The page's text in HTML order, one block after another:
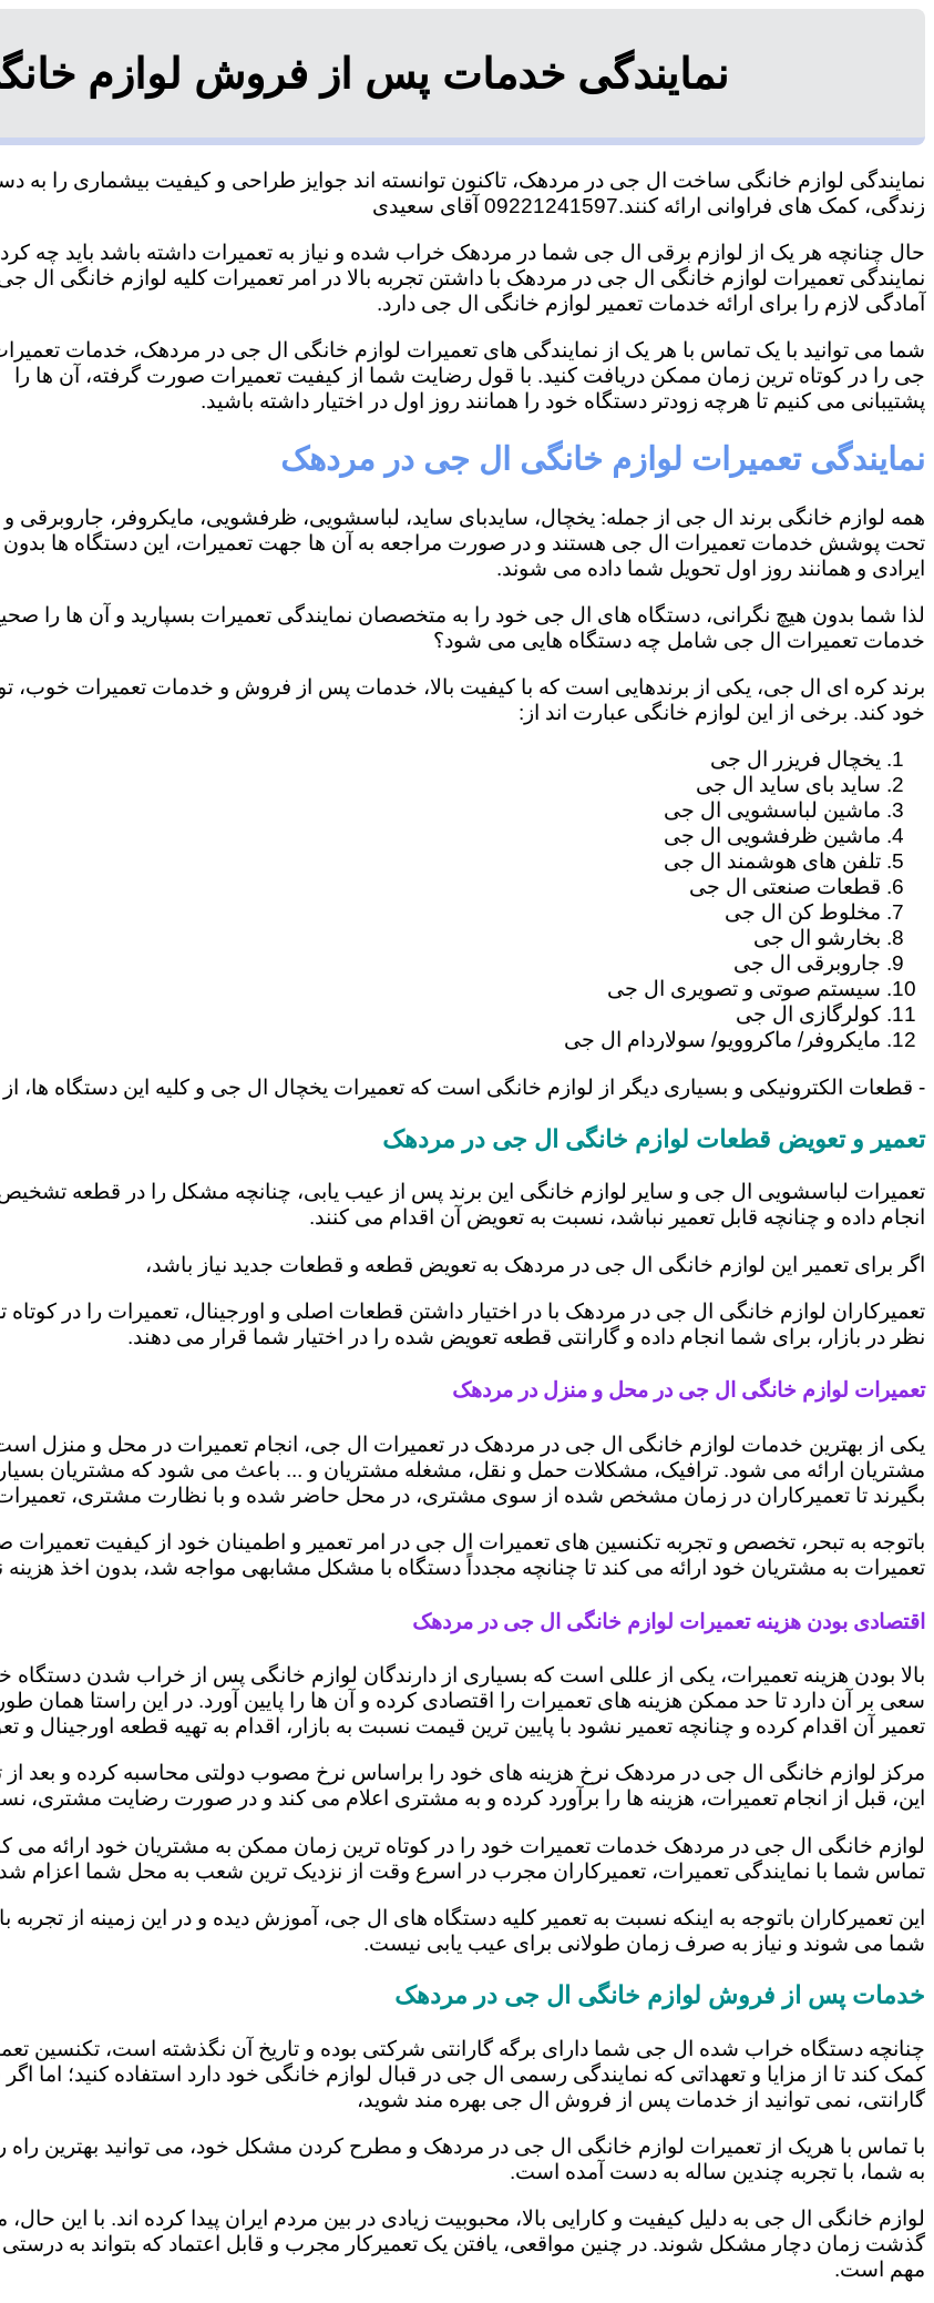
نمایندگی خدمات پس از فروش لوازم
نمایندگی لوازم خانگی ساخت ال جی در مردهک، تاکنون توانسته اند جوایز طراحی و کیفیت بیشماری را به
زندگی، کمک های فراوانی ارائه کنند.09221241597 آقای سعیدی
حال چنانچه هر یک از لوازم برقی ال جی شما در مردهک خراب شده و نیاز به تعمیرات داشته باشد باید چه
نمایندگی تعمیرات لوازم خانگی ال جی در مردهک با داشتن تجربه بالا در امر تعمیرات کلیه لوازم خانگی ال
آمادگی لازم را برای ارائه خدمات تعمیر لوازم خانگی ال جی دارد.
شما می توانید با یک تماس با هر یک از نمایندگی های تعمیرات لوازم خانگی ال جی در مردهک، خدمات
جی را در کوتاه ترین زمان ممکن دریافت کنید. با قول رضایت شما از کیفیت تعمیرات صورت گرفته، آن ها را
پشتیبانی می کنیم تا هرچه زودتر دستگاه خود را همانند روز اول در اختیار داشته باشید.
نمایندگی تعمیرات لوازم خانگی ال جی در مردهک
همه لوازم خانگی برند ال جی از جمله: یخچال، سایدبای ساید، لباسشویی، ظرفشویی، مایکروفر، جاروبرقی
تحت پوشش خدمات تعمیرات ال جی هستند و در صورت مراجعه به آن ها جهت تعمیرات، این دستگاه ها بدون
ایرادی و همانند روز اول تحویل شما داده می شوند.
لذا شما بدون هیچ نگرانی، دستگاه های ال جی خود را به متخصصان نمایندگی تعمیرات بسپارید و آن ها را
خدمات تعمیرات ال جی شامل چه دستگاه هایی می شود؟
برند کره ای ال جی، یکی از برندهایی است که با کیفیت بالا، خدمات پس از فروش و خدمات تعمیرات خوب،
خود کند. برخی از این لوازم خانگی عبارت اند از:
یخچال فریزر ال جی
ساید بای ساید ال جی
ماشین لباسشویی ال جی
ماشین ظرفشویی ال جی
تلفن های هوشمند ال جی
قطعات صنعتی ال جی
مخلوط کن ال جی
بخارشو ال جی
جاروبرقی ال جی
سیستم صوتی و تصویری ال جی
کولرگازی ال جی
مایکروفر/ ماکروویو/ سولاردام ال جی
- قطعات الکترونیکی و بسیاری دیگر از لوازم خانگی است که تعمیرات یخچال ال جی و کلیه این دستگاه
تعمیر و تعویض قطعات لوازم خانگی ال جی در مردهک
تعمیرات لباسشویی ال جی و سایر لوازم خانگی این برند پس از عیب یابی، چنانچه مشکل را در قطعه تشخیص
انجام داده و چنانچه قابل تعمیر نباشد، نسبت به تعویض آن اقدام می کنند.
اگر برای تعمیر این لوازم خانگی ال جی در مردهک به تعویض قطعه و قطعات جدید نیاز باشد،
تعمیرکاران لوازم خانگی ال جی در مردهک با در اختیار داشتن قطعات اصلی و اورجینال، تعمیرات را در
نظر در بازار، برای شما انجام داده و گارانتی قطعه تعویض شده را در اختیار شما قرار می دهند.
تعمیرات لوازم خانگی ال جی در محل و منزل در مردهک
یکی از بهترین خدمات لوازم خانگی ال جی در مردهک در تعمیرات ال جی، انجام تعمیرات در محل و
مشتریان ارائه می شود. ترافیک، مشکلات حمل و نقل، مشغله مشتریان و ... باعث می شود که مشتریان
بگیرند تا تعمیرکاران در زمان مشخص شده از سوی مشتری، در محل حاضر شده و با نظارت مشتری، تعمیرات
باتوجه به تبحر، تخصص و تجربه تکنسین های تعمیرات ال جی در امر تعمیر و اطمینان خود از کیفیت
تعمیرات به مشتریان خود ارائه می کند تا چنانچه مجدداً دستگاه با مشکل مشابهی مواجه شد، بدون اخذ
اقتصادی بودن هزینه تعمیرات لوازم خانگی ال جی در مردهک
بالا بودن هزینه تعمیرات، یکی از عللی است که بسیاری از دارندگان لوازم خانگی پس از خراب شدن دستگاه
سعی بر آن دارد تا حد ممکن هزینه های تعمیرات را اقتصادی کرده و آن ها را پایین آورد. در این راستا
تعمیر آن اقدام کرده و چنانچه تعمیر نشود با پایین ترین قیمت نسبت به بازار، اقدام به تهیه قطعه اورجینال
مرکز لوازم خانگی ال جی در مردهک نرخ هزینه های خود را براساس نرخ مصوب دولتی محاسبه کرده و بعد از
این، قبل از انجام تعمیرات، هزینه ها را برآورد کرده و به مشتری اعلام می کند و در صورت رضایت مشتری،
لوازم خانگی ال جی در مردهک خدمات تعمیرات خود را در کوتاه ترین زمان ممکن به مشتریان خود ارائه
تماس شما با نمایندگی تعمیرات، تعمیرکاران مجرب در اسرع وقت از نزدیک ترین شعب به محل شما اعزام
این تعمیرکاران باتوجه به اینکه نسبت به تعمیر کلیه دستگاه های ال جی، آموزش دیده و در این زمینه از
شما می شوند و نیاز به صرف زمان طولانی برای عیب یابی نیست.
خدمات پس از فروش لوازم خانگی ال جی در مردهک
چنانچه دستگاه خراب شده ال جی شما دارای برگه گارانتی شرکتی بوده و تاریخ آن نگذشته است، تکنسین
کمک کند تا از مزایا و تعهداتی که نمایندگی رسمی ال جی در قبال لوازم خانگی خود دارد استفاده کنید؛ اما
گارانتی، نمی توانید از خدمات پس از فروش ال جی بهره مند شوید،
با تماس با هریک از تعمیرات لوازم خانگی ال جی در مردهک و مطرح کردن مشکل خود، می توانید بهترین راه
به شما، با تجربه چندین ساله به دست آمده است.
لوازم خانگی ال جی به دلیل کیفیت و کارایی بالا، محبوبیت زیادی در بین مردم ایران پیدا کرده اند. با این
گذشت زمان دچار مشکل شوند. در چنین مواقعی، یافتن یک تعمیرکار مجرب و قابل اعتماد که بتواند به
مهم است.